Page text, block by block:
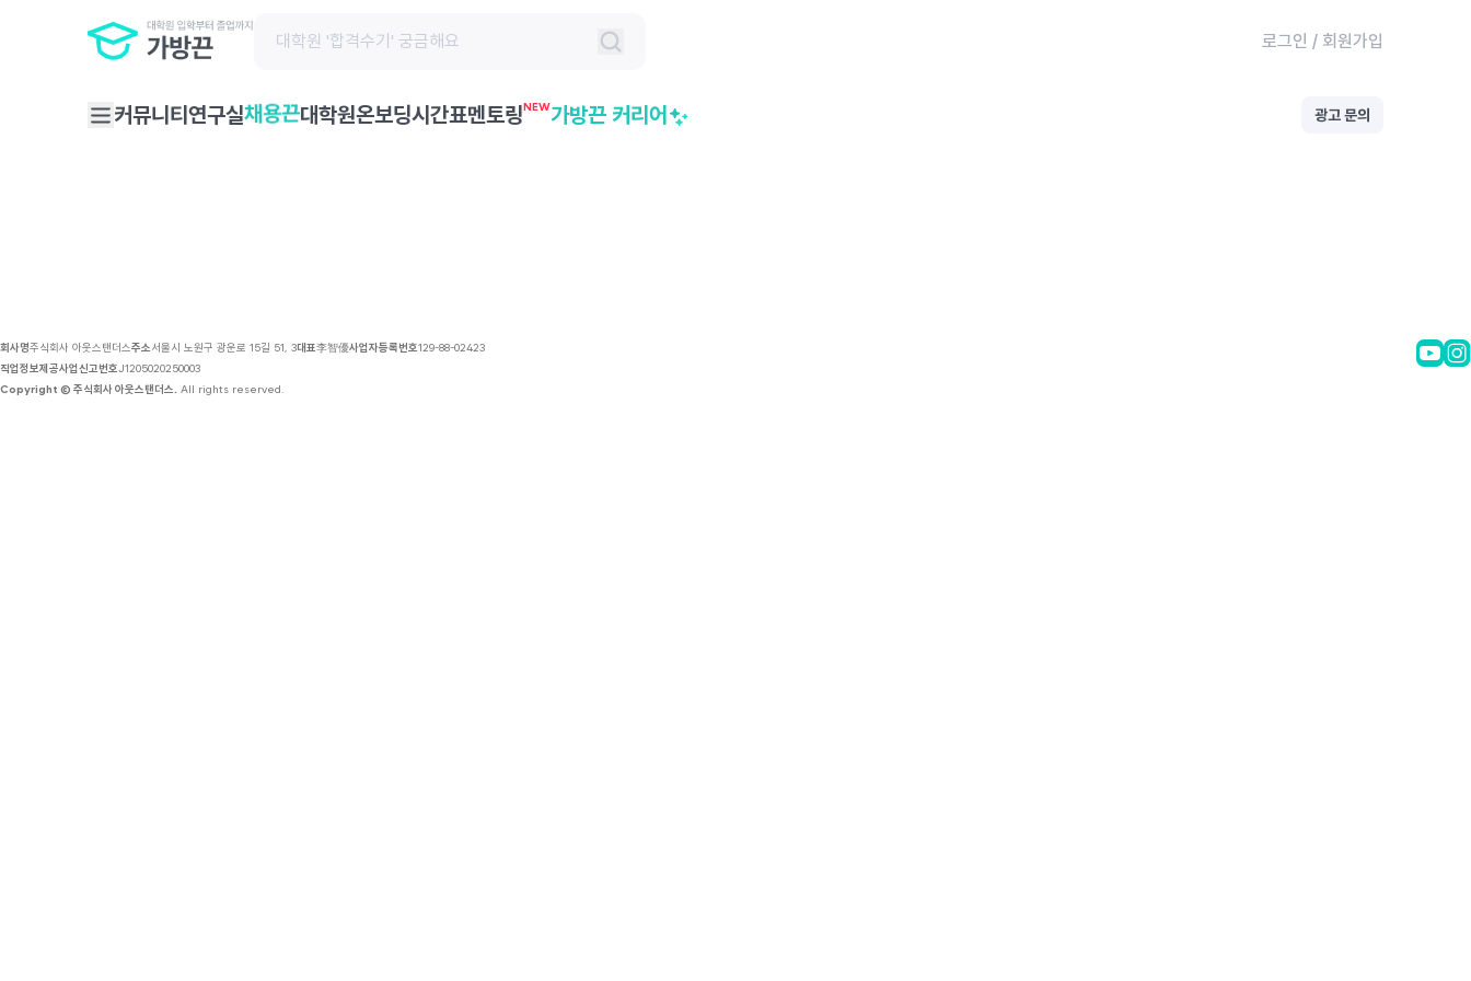
로그인 / 회원가입
커뮤니티 연구실채용끈대학원온보딩시간표멘토링NEW가방끈 커리어 광고 문의
회사명주식회사 아웃스탠더스주소서울시 노원구 광운로 15길 51, 3대표李智優사업자등록번호129-88-02423
직업정보제공사업신고번호J1205020250003
Copyright © 주식회사 아웃스탠더스. All rights reserved.